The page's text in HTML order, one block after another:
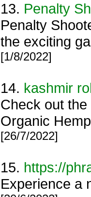
13. Penalty
Penalty
the exciting
[1/8/2022]
14. kashmir
Check out
Organic
[26/7/2022]
15. https://
Experience a